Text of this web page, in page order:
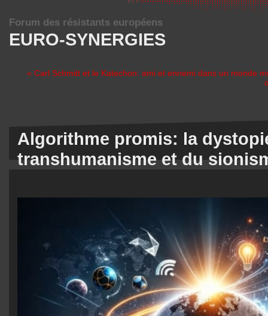
EURO-SYNERGIES
Forum des résistants européens
« Carl Schmitt et le Katechon: ami et ennemi dans un monde
Algorithme promis: la
transhumanisme et du